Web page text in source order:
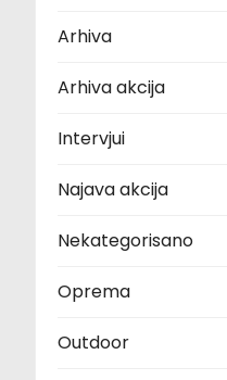
Arhiva
Arhiva akcija
Intervjui
Najava akcija
Nekategorisano
Oprema
Outdoor